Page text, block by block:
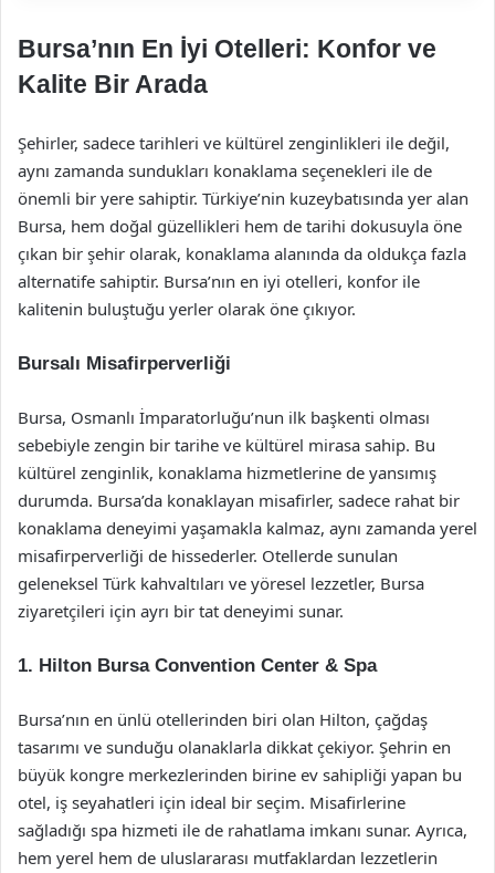
Bursa’nın En İyi Otelleri: Konfor ve
Kalite Bir Arada
Şehirler, sadece tarihleri ve kültürel zenginlikleri ile değil,
aynı zamanda sundukları konaklama seçenekleri ile de
önemli bir yere sahiptir. Türkiye’nin kuzeybatısında yer alan
Bursa, hem doğal güzellikleri hem de tarihi dokusuyla öne
çıkan bir şehir olarak, konaklama alanında da oldukça fazla
alternatife sahiptir. Bursa’nın en iyi otelleri, konfor ile
kalitenin buluştuğu yerler olarak öne çıkıyor.
Bursalı Misafirperverliği
Bursa, Osmanlı İmparatorluğu’nun ilk başkenti olması
sebebiyle zengin bir tarihe ve kültürel mirasa sahip. Bu
kültürel zenginlik, konaklama hizmetlerine de yansımış
durumda. Bursa’da konaklayan misafirler, sadece rahat bir
konaklama deneyimi yaşamakla kalmaz, aynı zamanda yerel
misafirperverliği de hissederler. Otellerde sunulan
geleneksel Türk kahvaltıları ve yöresel lezzetler, Bursa
ziyaretçileri için ayrı bir tat deneyimi sunar.
1. Hilton Bursa Convention Center & Spa
Bursa’nın en ünlü otellerinden biri olan Hilton, çağdaş
tasarımı ve sunduğu olanaklarla dikkat çekiyor. Şehrin en
büyük kongre merkezlerinden birine ev sahipliği yapan bu
otel, iş seyahatleri için ideal bir seçim. Misafirlerine
sağladığı spa hizmeti ile de rahatlama imkanı sunar. Ayrıca,
hem yerel hem de uluslararası mutfaklardan lezzetlerin